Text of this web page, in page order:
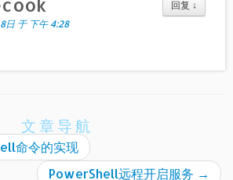
回复 ↓
日 于 下午 4:28
文章导航
命令的实现
PowerShell远程开启服务 →